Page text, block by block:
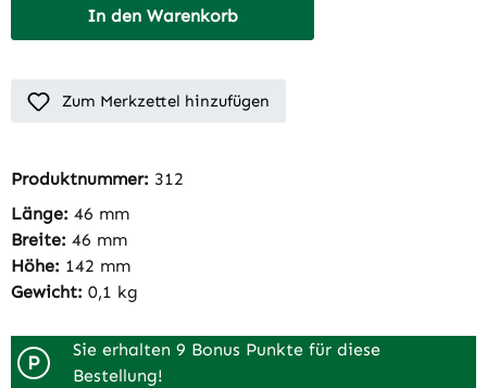
In den Warenkorb
Zum Merkzettel hinzufügen
Produktnummer: 312
Länge: 46 mm
Breite: 46 mm
Höhe: 142 mm
Gewicht: 0,1 kg
P
Sie erhalten 9 Bonus Punkte für diese
Bestellung!